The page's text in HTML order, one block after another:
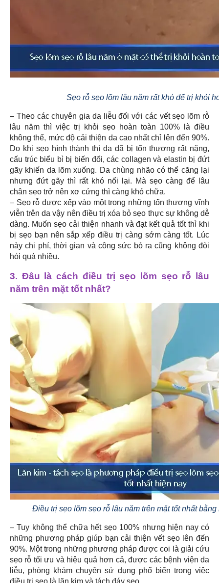
Sẹo rỗ sẹo lõm lâu năm rất khó để trị khỏi
– Theo các chuyên gia da liễu đối với các vết sẹo lõm rỗ
lâu năm thì việc trị khỏi sẹo hoàn toàn 100% là điều
không thể, mức độ cải thiện da cao nhất chỉ lên đến 90%.
Do khi sẹo hình thành thì da đã bị tổn thương rất nặng,
cấu trúc biểu bì bị biến đổi, các collagen và elastin bị đứt
gãy khiến da lõm xuống. Da chùng nhão có thể căng lại
nhưng đứt gãy thì rất khó nối lại. Mà sẹo càng để lâu
chân sẹo trở nên xơ cứng thì càng khó chữa.
– Sẹo rỗ được xếp vào một trong những tổn thương vĩnh
viễn trên da vậy nên điều trị xóa bỏ sẹo thực sự không dễ
dàng. Muốn sẹo cải thiện nhanh và đạt kết quả tốt thì khi
bị sẹo bạn nên sắp xếp điều trị càng sớm càng tốt. Lúc
này chi phí, thời gian và công sức bỏ ra cũng không đòi
hỏi quá nhiều.
3. Đâu là cách điều trị sẹo lõm sẹo rỗ lâu
năm trên mặt tốt nhất?
Điều trị sẹo lõm sẹo rỗ lâu năm trên mặt tốt nhất
– Tuy không thể chữa hết sẹo 100% nhưng hiện nay có
những phương pháp giúp bạn cải thiện vết sẹo lên đến
90%. Một trong những phương pháp được coi là giải cứu
sẹo rỗ tối ưu và hiệu quả hơn cả, được các bệnh viện da
liễu, phòng khám chuyên sử dụng phổ biến trong việc
điều trị sẹo là lăn kim và tách đáy sẹo.